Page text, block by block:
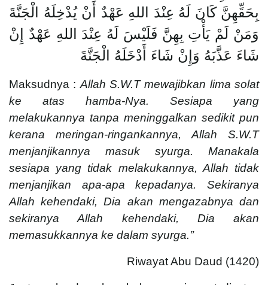
بِحَقِّهِنَّ كَانَ لَهُ عِنْدَ اللهِ عَهْدٌ أَنْ يُدْخِلَهُ الْجَنَّةَ
وَمَنْ لَمْ يَأْتِ بِهِنَّ فَلَيْسَ لَهُ عِنْدَ اللهِ عَهْدٌ إِنْ
شَاءَ عَذَّبَهُ وَإِنْ شَاءَ أَدْخَلَهُ الْجَنَّةَ
Maksudnya : Allah S.W.T mewajibkan lima solat
ke atas hamba-Nya. Sesiapa yang
melakukannya tanpa meninggalkan sedikit pun
kerana meringan-ringankannya, Allah S.W.T
menjanjikannya masuk syurga. Manakala
sesiapa yang tidak melakukannya, Allah tidak
menjanjikan apa-apa kepadanya. Sekiranya
Allah kehendaki, Dia akan mengazabnya dan
sekiranya Allah kehendaki, Dia akan
memasukkannya ke dalam syurga.’’
Riwayat Abu Daud (1420)